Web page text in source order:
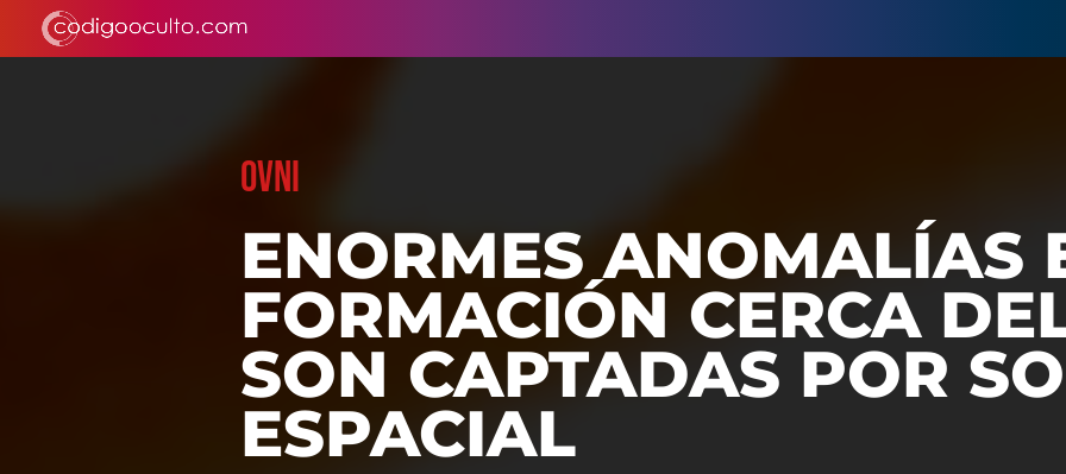
OVNI
ENORMES ANOMALÍAS
FORMACIÓN CERCA
SON CAPTADAS POR
ESPACIAL